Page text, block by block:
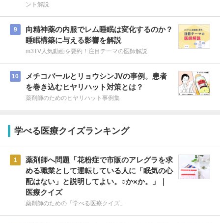
ント解説
9
向精神薬の内服でレム睡眠は変化するのか？
睡眠構築に与える影響を解説
m3TV人気動画を要約！注目テーマの医師解説
10
メチコバールとリョウシンJVの事例。患者
を巻き込むヒヤリハット対策とは？
薬剤師のためのヒヤリハット事例集
学べる医療クイズランキング
1
薬剤師へ問題「花粉症で市販のアレグラを求
める職業として運転している人に「眠気の心
配はない」と説明してよい。○か×か。」｜
医療クイズ
薬剤師のための「学べる医療クイズ」